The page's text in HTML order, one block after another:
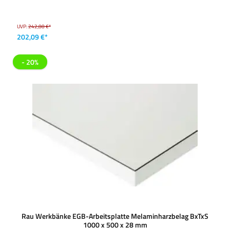
UVP:242,88 €*
202,09 €*
- 20%
Rau Werkbänke EGB-Arbeitsplatte Melaminharzbelag BxTxS
1000 x 500 x 28 mm